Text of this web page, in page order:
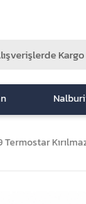
Termostar